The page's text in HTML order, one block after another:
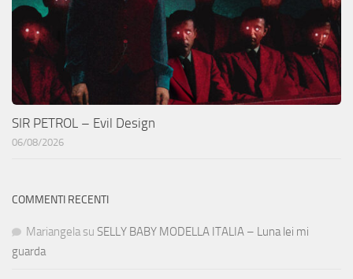
SIR PETROL – Evil Design
06/08/2026
COMMENTI RECENTI
Mariangela su SELLY BABY MODELLA ITALIA – Luna lei mi
guarda